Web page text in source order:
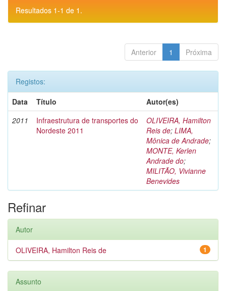
Resultados 1-1 de 1.
Anterior 1 Próxima
Registos:
Data
Título
Autor(es)
2011
Infraestrutura de transportes do
Nordeste 2011
OLIVEIRA, Hamilton
Reis de; LIMA,
Mônica de Andrade;
MONTE, Kerlen
Andrade do;
MILITÃO, Vivianne
Benevides
Refinar
Autor
1
OLIVEIRA, Hamilton Reis de
Assunto